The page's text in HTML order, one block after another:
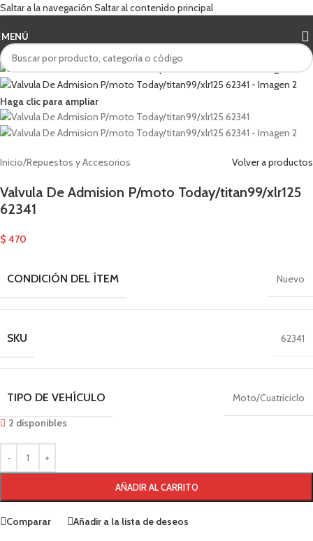
Saltar a la navegación Saltar al contenido principal
MENÚ
Haga clic para ampliar
Inicio/Repuestos y Accesorios Volver a productos
Valvula De Admision P/moto Today/titan99/xlr125
62341
$ 470
CONDICIÓN DEL ÍTEM Nuevo
SKU 62341
TIPO DE VEHÍCULO
Moto/Cuatriciclo
2 disponibles
AÑADIR AL CARRITO
Comparar Añadir a la lista de deseos